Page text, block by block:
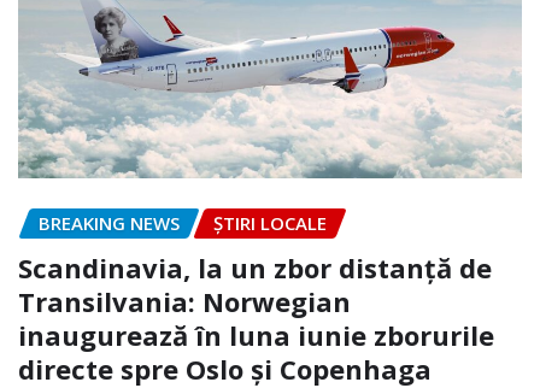
BREAKING NEWS ȘTIRI LOCALE
Scandinavia, la un zbor distanță de
Transilvania: Norwegian
inaugurează în luna iunie zborurile
directe spre Oslo și Copenhaga